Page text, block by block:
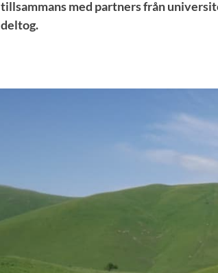
tillsammans med partners från
deltog.